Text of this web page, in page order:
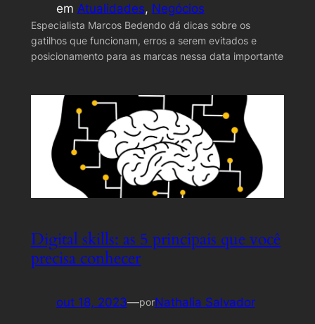
em Atualidades, Negócios
Especialista Marcos Bedendo dá dicas sobre os
gatilhos que funcionam, erros a serem evitados e
posicionamento para as marcas nessa data importante
Digital skills: as 5 principais que você
precisa conhecer
out 18, 2023—porNathalia Salvador